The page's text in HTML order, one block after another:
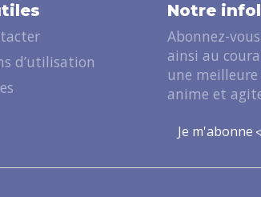
d’utilisation
Notre
Abonnez-
ainsi au
une
anime et
Je m'abonne